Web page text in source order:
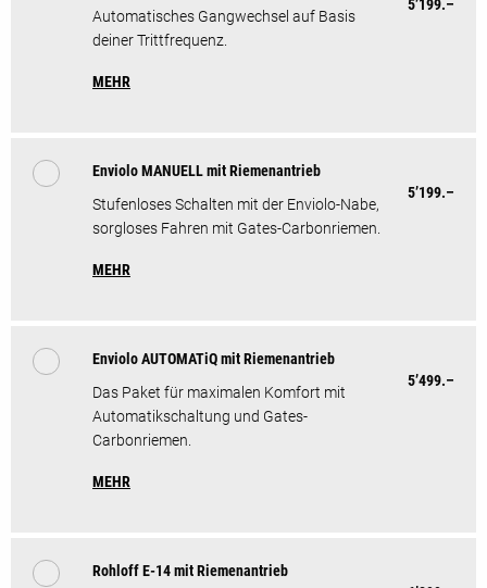
Automatisches Gangwechsel auf Basis
deiner Trittfrequenz.
MEHR
5’199.–
Enviolo MANUELL mit Riemenantrieb
Stufenloses Schalten mit der Enviolo-Nabe,
sorgloses Fahren mit Gates-Carbonriemen.
MEHR
5’199.–
Enviolo AUTOMATiQ mit Riemenantrieb
Das Paket für maximalen Komfort mit
Automatikschaltung und Gates-
Carbonriemen.
MEHR
5’499.–
Rohloff E-14 mit Riemenantrieb